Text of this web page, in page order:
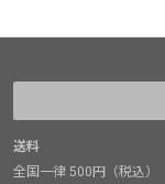
温性には全く驚
を上司に話す
すぐに分かった
トリオレから流
送料
全国一律 500円（税込）